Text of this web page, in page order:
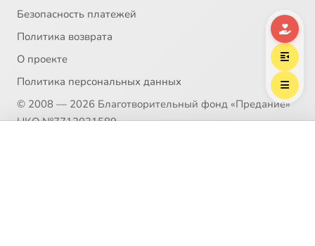
Безопасность платежей
Политика возврата
О проекте
Политика персональных данных
© 2008 — 2026 Благотворительный фонд «Предание»
НКО №7712031589